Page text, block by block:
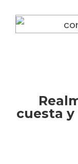
cuesta